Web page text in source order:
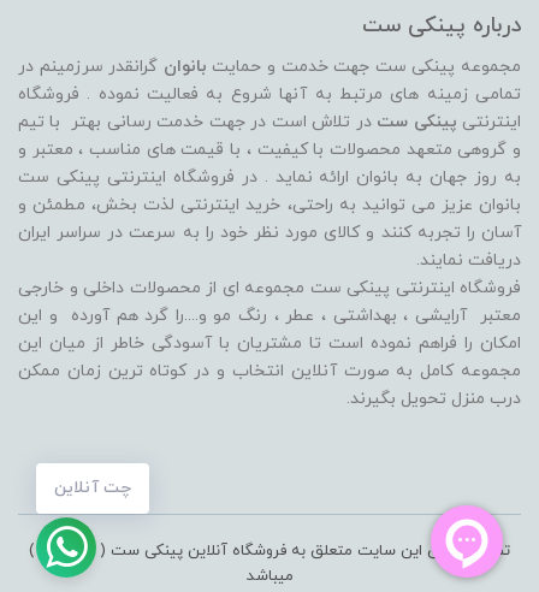
چت آنلاین
درباره پینکی ست
مجموعه پینکی ست جهت خدمت و حمایت بانوان گرانقدر سرزمینم در
تمامی زمینه های مرتبط به آنها شروع به فعالیت نموده . فروشگاه
اینترنتی پینکی ست در تلاش است در جهت خدمت رسانی بهتر با تیم
و گروهی متعهد محصولات با کیفیت ، با قیمت های مناسب ، معتبر و
به روز جهان به بانوان ارائه نماید . در فروشگاه اینترنتی پینکی ست
بانوان عزیز می توانيد به راحتی، خرید اینترنتی لذت بخش، مطمئن و
آسان را تجربه کنند و کالای مورد نظر خود را به سرعت در سراسر ایران
دریافت نمایند.
فروشگاه اینترنتی پینکی ست مجموعه ای از محصولات داخلی و خارجی
معتبر آرایشی ، بهداشتی ، عطر ، رنگ مو و....را گرد هم آورده و اين
امکان را فراهم نموده است تا مشتريان با آسودگی خاطر از ميان اين
مجموعه کامل به صورت آنلاين انتخاب و در کوتاه ترين زمان ممکن
درب منزل تحویل بگیرند.
تمامی حقوق این سایت متعلق به فروشگاه آنلاین پینکی ست ( pinkiset )
میباشد